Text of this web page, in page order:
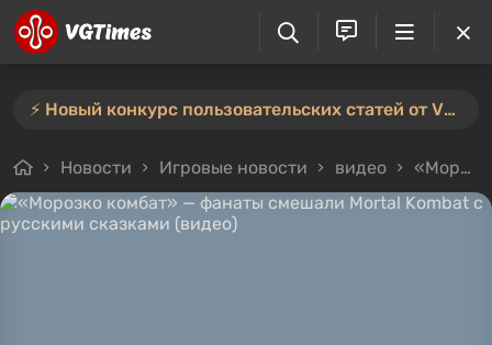
⚡️ Новый конкурс пользовательских статей от VGTimes — участвуйте тут ⚡️
Новости Игровые новости видео «Морозко комбат» — фанаты смешали Mortal Kombat с русскими сказками (видео)